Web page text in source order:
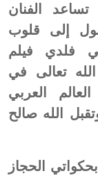
تساعد الفنان
إلى قلوب
فلدي فيلم
تعالى في
العربي
الله صالح
الحجاز